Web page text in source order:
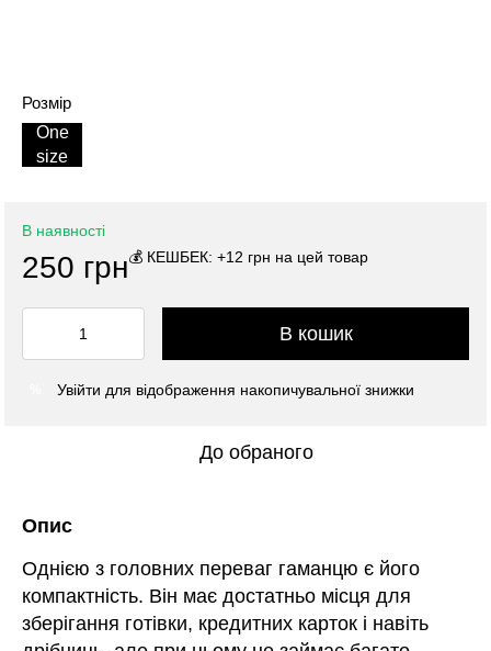
Розмір
One
size
В наявності
250 грн💰 КЕШБЕК: +12 грн на цей товар
В кошик
Увійти для відображення накопичувальної знижки
До обраного
Опис
Однією з головних переваг гаманцю є його
компактність. Він має достатньо місця для
зберігання готівки, кредитних карток і навіть